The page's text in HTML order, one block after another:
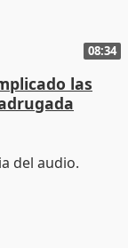
08:34
las